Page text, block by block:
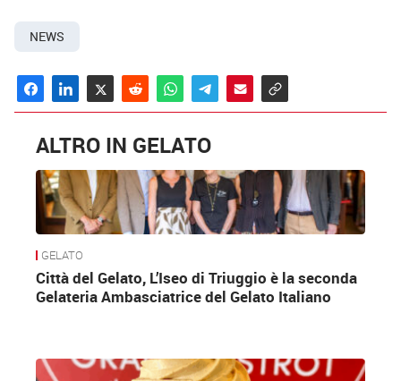
NEWS
ALTRO IN GELATO
GELATO
Città del Gelato, L’Iseo di Triuggio è la seconda
Gelateria Ambasciatrice del Gelato Italiano